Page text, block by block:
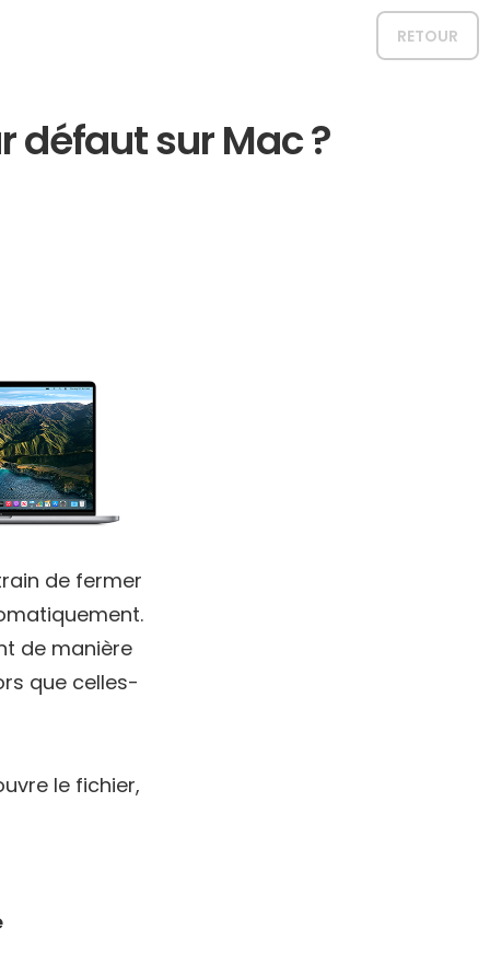
RETOUR
défaut sur Mac ?
de fermer
de manière
que celles-
le fichier,